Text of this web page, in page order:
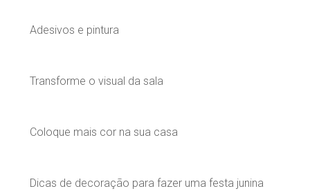
Adesivos e pintura
Transforme o visual da sala
Coloque mais cor na sua casa
Dicas de decoração para fazer uma festa junina